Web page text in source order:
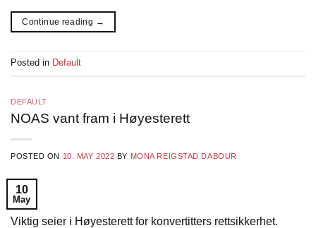
Continue reading →
Posted in Default
DEFAULT
NOAS vant fram i Høyesterett
POSTED ON 10. MAY 2022 BY MONA REIGSTAD DABOUR
10
May
Viktig seier i Høyesterett for konvertitters rettsikkerhet.